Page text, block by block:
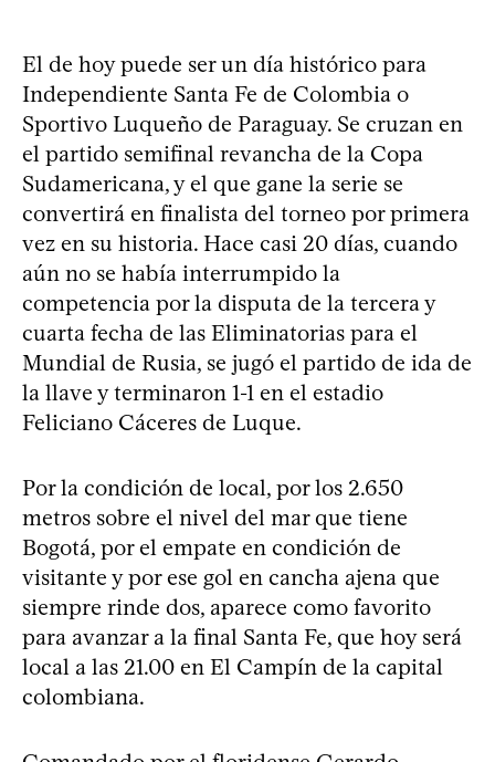
El de hoy puede ser un día histórico para
Independiente Santa Fe de Colombia o
Sportivo Luqueño de Paraguay. Se cruzan en
el partido semifinal revancha de la Copa
Sudamericana, y el que gane la serie se
convertirá en finalista del torneo por primera
vez en su historia. Hace casi 20 días, cuando
aún no se había interrumpido la
competencia por la disputa de la tercera y
cuarta fecha de las Eliminatorias para el
Mundial de Rusia, se jugó el partido de ida de
la llave y terminaron 1-1 en el estadio
Feliciano Cáceres de Luque.
Por la condición de local, por los 2.650
metros sobre el nivel del mar que tiene
Bogotá, por el empate en condición de
visitante y por ese gol en cancha ajena que
siempre rinde dos, aparece como favorito
para avanzar a la final Santa Fe, que hoy será
local a las 21.00 en El Campín de la capital
colombiana.